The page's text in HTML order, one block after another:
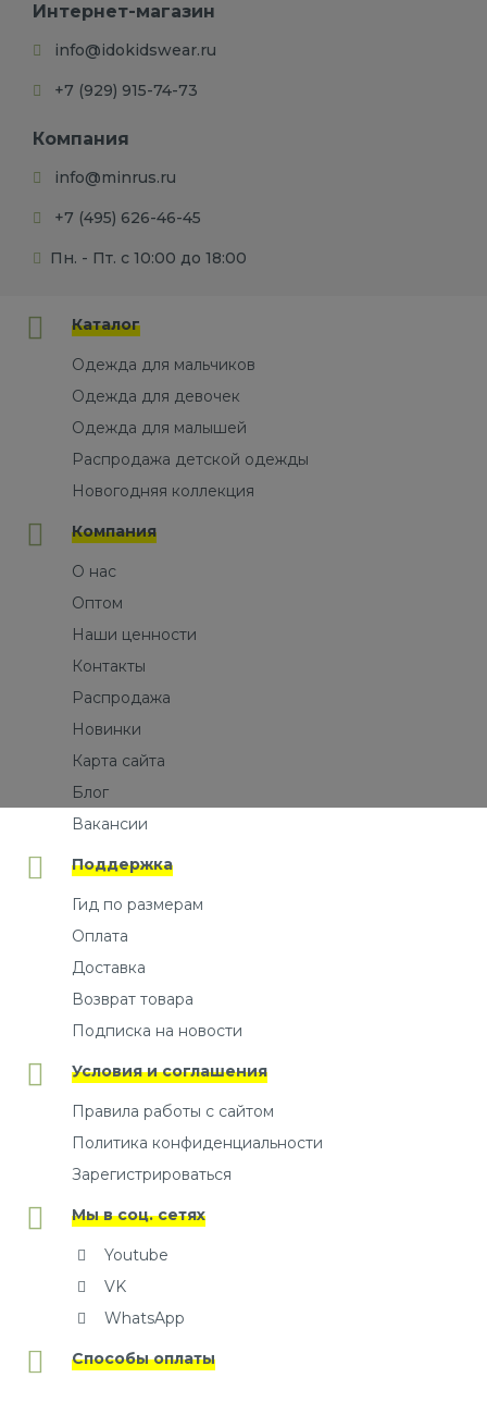
Интернет-магазин
info@idokidswear.ru
+7 (929) 915-74-73
Компания
info@minrus.ru
+7 (495) 626-46-45
Пн. - Пт. с 10:00 до 18:00
Каталог
Одежда для мальчиков
Одежда для девочек
Одежда для малышей
Распродажа детской одежды
Новогодняя коллекция
Компания
О нас
Оптом
Наши ценности
Контакты
Распродажа
Новинки
Карта сайта
Блог
Вакансии
Поддержка
Гид по размерам
Оплата
Доставка
Возврат товара
Подписка на новости
Условия и соглашения
Правила работы с сайтом
Политика конфиденциальности
Зарегистрироваться
Мы в соц. сетях
Youtube
VK
WhatsApp
Способы оплаты